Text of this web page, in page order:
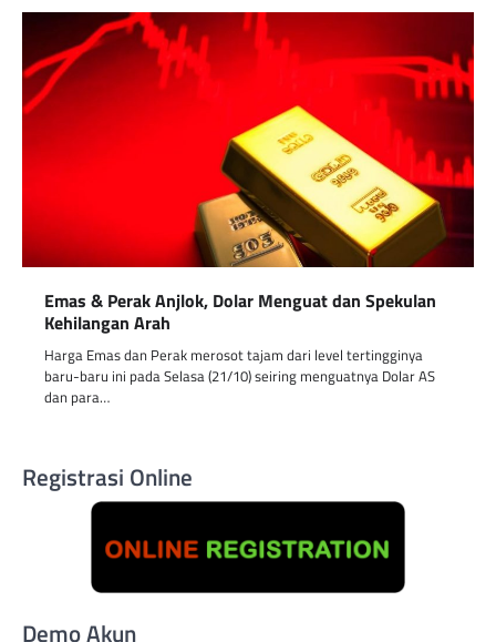
Emas & Perak Anjlok, Dolar Menguat dan Spekulan
Kehilangan Arah
Harga Emas dan Perak merosot tajam dari level tertingginya
baru-baru ini pada Selasa (21/10) seiring menguatnya Dolar AS
dan para…
Registrasi Online
Demo Akun